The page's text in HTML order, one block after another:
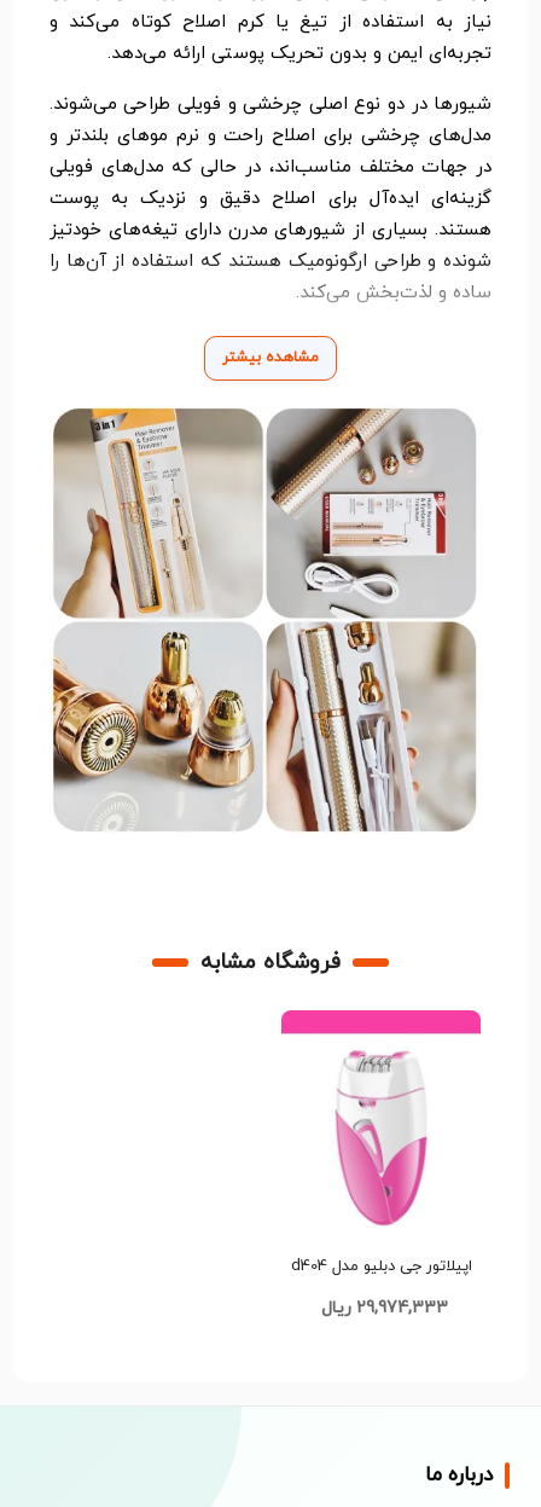
نیاز به استفاده از تیغ یا کرم اصلاح کوتاه می‌کند و
تجربه‌ای ایمن و بدون تحریک پوستی ارائه می‌دهد.
شیورها در دو نوع اصلی چرخشی و فویلی طراحی می‌شوند.
مدل‌های چرخشی برای اصلاح راحت و نرم موهای بلندتر و
در جهات مختلف مناسب‌اند، در حالی که مدل‌های فویلی
گزینه‌ای ایده‌آل برای اصلاح دقیق و نزدیک به پوست
هستند. بسیاری از شیورهای مدرن دارای تیغه‌های خودتیز
شونده و طراحی ارگونومیک هستند که استفاده از آن‌ها را
ساده و لذت‌بخش می‌کند.
از ویژگی‌های مهم در انتخاب شیور می‌توان به عمر باتری،
زمان شارژ، قابلیت استفاده به‌صورت خشک و مرطوب،
سیستم ضدآب و صفحه نمایش دیجیتال اشاره کرد.
مدل‌های ضدآب امکان استفاده از دستگاه در حمام و
شستشوی آسان آن را فراهم می‌کنند. همچنین برخی
مدل‌ها دارای سری‌های قابل تعویض برای خط‌زنی دقیق
ریش و سبیل هستند.
اگر به‌دنبال اصلاحی راحت، تمیز و سریع هستید، شیور
انتخابی هوشمندانه برای استفاده روزمره محسوب می‌شود.
این دستگاه علاوه بر صرفه‌جویی در زمان، به شما کمک
می‌کند همیشه ظاهری مرتب و آراسته داشته باشید و
بدون نیاز به آرایشگاه، اصلاحی حرفه‌ای انجام دهید.
مشاهده بیشتر
فروشگاه مشابه
اپیلاتور جی دبلیو مدل d404
29,974,333 ریال
درباره ما